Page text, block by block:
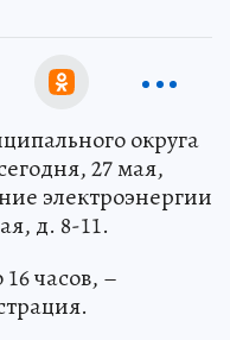
округа
27 мая,
электроэнергии
д. 8-11.
часов, –